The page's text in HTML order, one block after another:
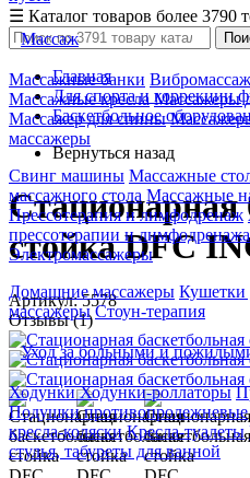
☰ Каталог товаров более 3790
Массаж
Массажные банки
Массажные кресла Массажеры
Массажер для спины
массажеры
Свинг машины Массажные
массажного стола Массажные
Прессотерапия и лимфодренаж
прессотерапии и лимфодренажа
Электромассажеры
Домашние массажеры Кушетки
массажеры Стоун-терапия
Уход за больными и
ХодункиХодунки-роллаторы
Подушки противопролежневые
кресла-коляски Кресла-туалеты
стулья, табуреты для ванной
Главная
Для спорта и коррекции
Баскетбольное
Вернуться назад
Стационарная
стойка DFC
Артикул: 5578
Отзывы (1)